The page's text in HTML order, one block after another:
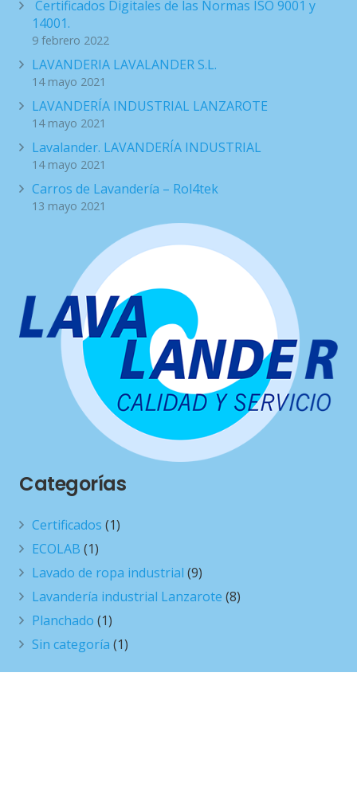
Certificados Digitales de las Normas ISO 9001 y
14001.
9 febrero 2022
LAVANDERIA LAVALANDER S.L.
14 mayo 2021
LAVANDERÍA INDUSTRIAL LANZAROTE
14 mayo 2021
Lavalander. LAVANDERÍA INDUSTRIAL
14 mayo 2021
Carros de Lavandería – Rol4tek
13 mayo 2021
Categorías
Certificados (1)
ECOLAB (1)
Lavado de ropa industrial (9)
Lavandería industrial Lanzarote (8)
Planchado (1)
Sin categoría (1)